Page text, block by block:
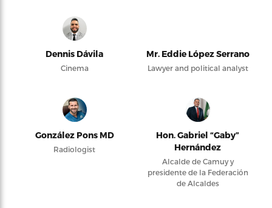
Dennis Dávila
Cinema
Mr. Eddie López Serrano
Lawyer and political analyst
González Pons MD
Radiologist
Hon. Gabriel “Gaby”
Hernández
Alcalde de Camuy y
presidente de la Federación
de Alcaldes